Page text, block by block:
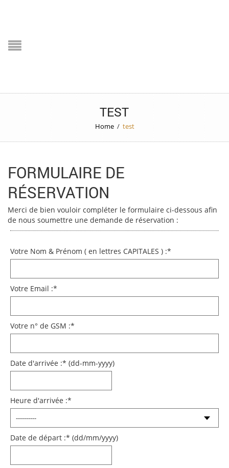
TEST
Home / test
FORMULAIRE DE
RÉSERVATION
Merci de bien vouloir compléter le formulaire ci-dessous afin
de nous soumettre une demande de réservation :
Votre Nom & Prénom ( en lettres CAPITALES ) :*
Votre Email :*
Votre n° de GSM :*
Date d'arrivée :* (dd-mm-yyyy)
Heure d'arrivée :*
Date de départ :* (dd/mm/yyyy)